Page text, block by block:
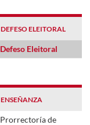
DEFESO ELEITORAL
Defeso Eleitoral
ENSEÑANZA
Prorrectoría de